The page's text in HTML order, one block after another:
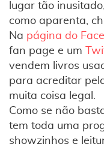
lugar tão
como aparenta,
Na página do
fan page e um
vendem livros
para acreditar
muita coisa legal.
Como se não
tem toda uma
showzinhos e